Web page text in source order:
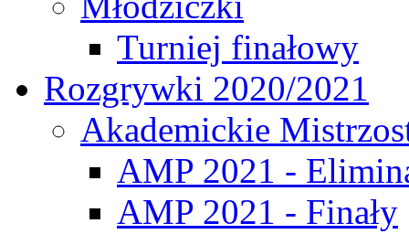
Turniej finałowy
Rozgrywki 2020/2021
Akademickie
AMP 2021 -
AMP 2021 - Finały